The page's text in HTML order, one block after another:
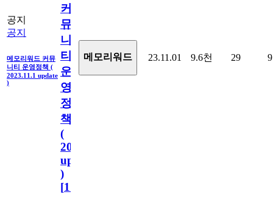
공지
공지
메모리워드 커뮤
니티 운영정책 (
2023.11.1 update
)
커
뮤
니
티
운
영
정
책
(
2023.11.1
update
)
[110
메모리워드 23.11.01 9.6천 29 9